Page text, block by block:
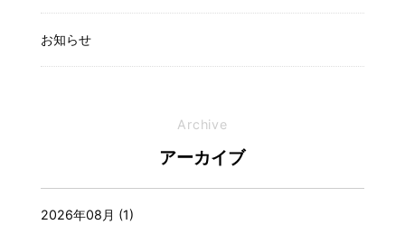
お知らせ
Archive
アーカイブ
2026年08月 (1)